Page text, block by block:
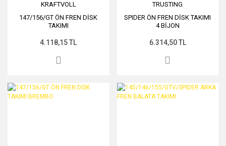
KRAFTVOLL
147/156/GT ÖN FREN DİSK
TAKIMI
4.118,15 TL
TRUSTING
SPIDER ÖN FREN DİSK TAKIMI
4 BİJON
6.314,50 TL